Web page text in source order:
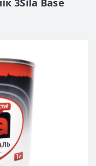
3Sila Base